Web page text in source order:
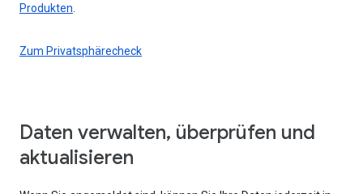
Produkten
Zum Privatsphärecheck
Daten verwalten, überprüfen und
aktualisieren